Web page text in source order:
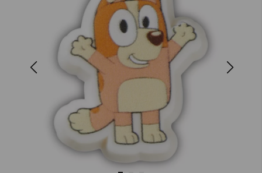
Previous Next